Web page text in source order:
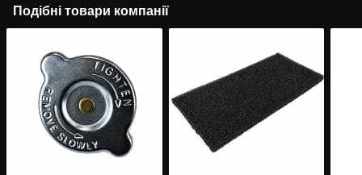
Подібні товари компанії